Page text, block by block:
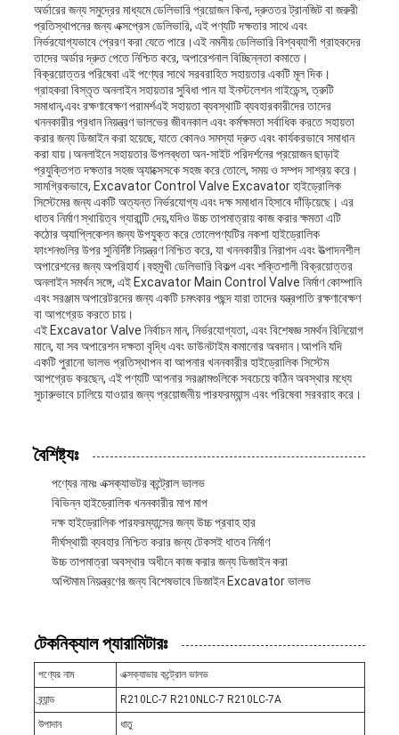
অর্ডারের জন্য সমুদ্রের মাধ্যমে ডেলিভারি প্রয়োজন কিনা, দ্রুততর ট্রানজিট বা জরুরী
প্রতিস্থাপনের জন্য এক্সপ্রেস ডেলিভারি, এই পণ্যটি দক্ষতার সাথে এবং
নির্ভরযোগ্যভাবে প্রেরণ করা যেতে পারে।এই নমনীয় ডেলিভারি বিশ্বব্যাপী গ্রাহকদের
তাদের অর্ডার দ্রুত পেতে নিশ্চিত করে, অপারেশনাল বিচ্ছিন্নতা কমাতে।
বিক্রয়োত্তর পরিষেবা এই পণ্যের সাথে সরবরাহিত সহায়তার একটি মূল দিক।
গ্রাহকরা বিস্তৃত অনলাইন সহায়তার সুবিধা পান যা ইনস্টলেশন গাইডেন্স, ত্রুটি
সমাধান,এবং রক্ষণাবেক্ষণ পরামর্শএই সহায়তা ব্যবস্থাটি ব্যবহারকারীদের তাদের
খননকারীর প্রধান নিয়ন্ত্রণ ভালভের জীবনকাল এবং কর্মক্ষমতা সর্বাধিক করতে সহায়তা
করার জন্য ডিজাইন করা হয়েছে, যাতে কোনও সমস্যা দ্রুত এবং কার্যকরভাবে সমাধান
করা যায়।অনলাইনে সহায়তার উপলব্ধতা অন-সাইট পরিদর্শনের প্রয়োজন ছাড়াই
প্রযুক্তিগত দক্ষতার সহজ অ্যাক্সেসকে সহজ করে তোলে, সময় ও সম্পদ সাশ্রয় করে।
সামগ্রিকভাবে, Excavator Control Valve Excavator হাইড্রোলিক
সিস্টেমের জন্য একটি অত্যন্ত নির্ভরযোগ্য এবং দক্ষ সমাধান হিসাবে দাঁড়িয়েছে। এর
ধাতব নির্মাণ স্থায়িত্ব গ্যারান্টি দেয়,যদিও উচ্চ তাপমাত্রায় কাজ করার ক্ষমতা এটি
কঠোর অ্যাপ্লিকেশন জন্য উপযুক্ত করে তোলেপণ্যটির নকশা হাইড্রোলিক
ফাংশনগুলির উপর সুনির্দিষ্ট নিয়ন্ত্রণ নিশ্চিত করে, যা খননকারীর নিরাপদ এবং উত্পাদনশীল
অপারেশনের জন্য অপরিহার্য।বহুমুখী ডেলিভারি বিকল্প এবং শক্তিশালী বিক্রয়োত্তর
অনলাইন সমর্থন সঙ্গে, এই Excavator Main Control Valve নির্মাণ কোম্পানি
এবং সরঞ্জাম অপারেটরদের জন্য একটি চমৎকার পছন্দ যারা তাদের যন্ত্রপাতি রক্ষণাবেক্ষণ
বা আপগ্রেড করতে চায়।
এই Excavator Valve নির্বাচন মান, নির্ভরযোগ্যতা, এবং বিশেষজ্ঞ সমর্থন বিনিয়োগ
মানে, যা সব অপারেশন দক্ষতা বৃদ্ধি এবং ডাউনটাইম কমানোর অবদান।আপনি যদি
একটি পুরানো ভালভ প্রতিস্থাপন বা আপনার খননকারীর হাইড্রোলিক সিস্টেম
আপগ্রেড করছেন, এই পণ্যটি আপনার সরঞ্জামগুলিকে সবচেয়ে কঠিন অবস্থার মধ্যে
সুচারুভাবে চালিয়ে যাওয়ার জন্য প্রয়োজনীয় পারফরম্যান্স এবং পরিষেবা সরবরাহ করে।
বৈশিষ্ট্যঃ
পণ্যের নামঃ এক্সক্যাভটর কন্ট্রোল ভালভ
বিভিন্ন হাইড্রোলিক খননকারীর মাপ মাপ
দক্ষ হাইড্রোলিক পারফরম্যান্সের জন্য উচ্চ প্রবাহ হার
দীর্ঘস্থায়ী ব্যবহার নিশ্চিত করার জন্য টেকসই ধাতব নির্মাণ
উচ্চ তাপমাত্রা অবস্থার অধীনে কাজ করার জন্য ডিজাইন করা
অপ্টিমাম নিয়ন্ত্রণের জন্য বিশেষভাবে ডিজাইন Excavator ভালভ
টেকনিক্যাল প্যারামিটারঃ
পণ্যের নাম
এক্সক্যাভার কন্ট্রোল ভালভ
ব্র্যান্ড
R210LC-7 R210NLC-7 R210LC-7A
উপাদান
ধাতু